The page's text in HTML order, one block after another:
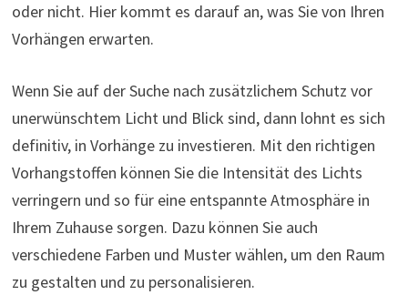
oder nicht. Hier kommt es darauf an, was Sie von Ihren
Vorhängen erwarten.
Wenn Sie auf der Suche nach zusätzlichem Schutz vor
unerwünschtem Licht und Blick sind, dann lohnt es sich
definitiv, in Vorhänge zu investieren. Mit den richtigen
Vorhangstoffen können Sie die Intensität des Lichts
verringern und so für eine entspannte Atmosphäre in
Ihrem Zuhause sorgen. Dazu können Sie auch
verschiedene Farben und Muster wählen, um den Raum
zu gestalten und zu personalisieren.